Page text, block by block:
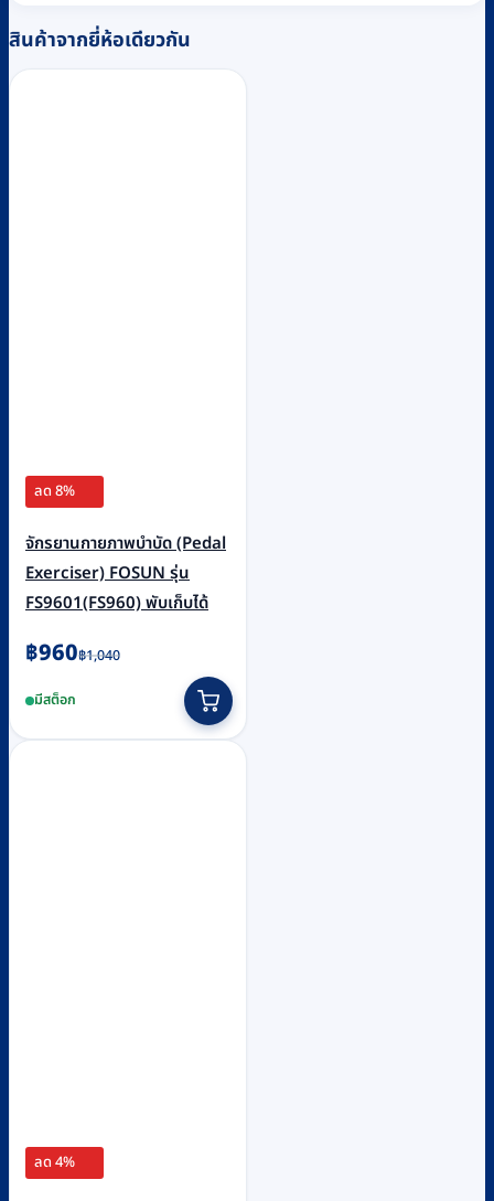
สินค้าจากยี่ห้อเดียวกัน
ลด 8%
จักรยานกายภาพบำบัด (Pedal
Exerciser) FOSUN รุ่น
FS9601(FS960) พับเก็บได้
฿1,040
Original
was:
฿1,040.
฿960
Current
is:
฿960.
มีสต็อก
ลด 4%